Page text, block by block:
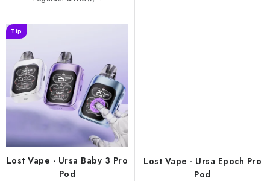
Lost Vape - Ursa Baby 3 Pro
Pod
Tip
Lost Vape - Ursa Epoch Pro
Pod